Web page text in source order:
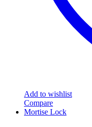
Add to wishlist
Compare
Mortise Lock